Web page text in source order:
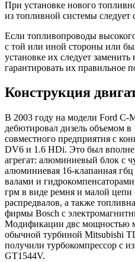
При установке нового
из топливной системы следует
Если топливопроводы
с той или иной стороны или
установке их следует
гарантировать их правильное
Конструкция
В 2003 году на модели Ford C-
дебютировал дизель объемом
совместного предприятия с
DV6 и 1.6 HDi. Это был
агрегат: алюминиевый блок с
алюминиевая 16-клапанная
валами и
грм в виде ремня и малой
распредвалов, а также
фирмы Bosch с
Модификации двс мощностью
обычной турбиной Mitsubishi
получили турбокомпрессор с
GT1544V.